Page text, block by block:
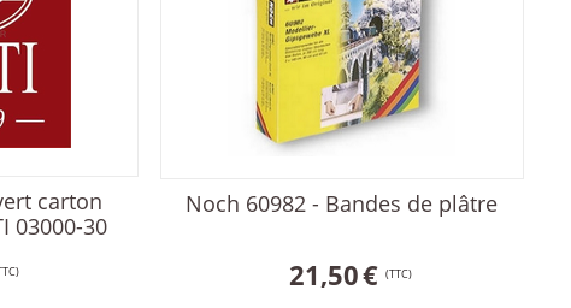
carton
03000-30
Noch 60982 - Bandes de plâtre
21,50€ (TTC)